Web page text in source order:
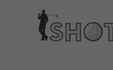
contenuto